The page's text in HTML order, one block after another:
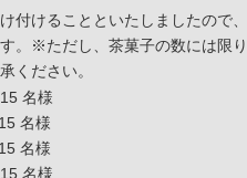
付けることといたしましたので、
。※ただし、茶菓子の数には限り
ください。
名様
様
様
名様